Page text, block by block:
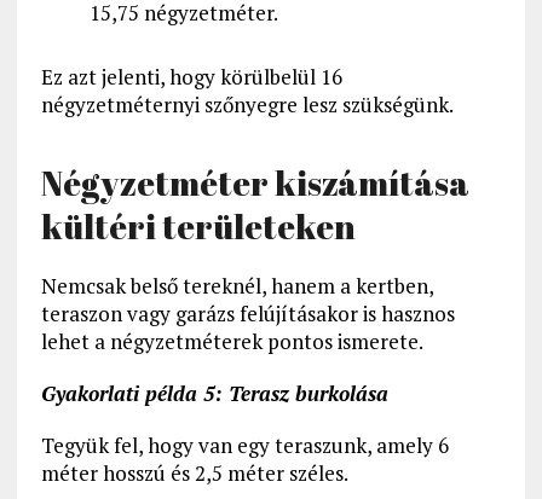
15,75 négyzetméter.
Ez azt jelenti, hogy körülbelül 16
négyzetméternyi szőnyegre lesz szükségünk.
Négyzetméter kiszámítása
kültéri területeken
Nemcsak belső tereknél, hanem a kertben,
teraszon vagy garázs felújításakor is hasznos
lehet a négyzetméterek pontos ismerete.
Gyakorlati példa 5: Terasz burkolása
Tegyük fel, hogy van egy teraszunk, amely 6
méter hosszú és 2,5 méter széles.